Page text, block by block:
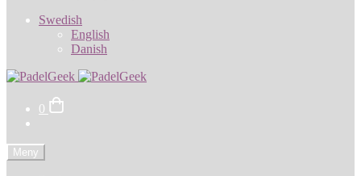
Swedish
English
Danish
0
Meny